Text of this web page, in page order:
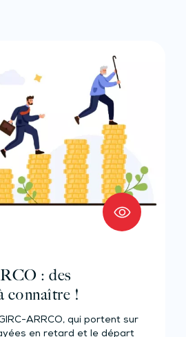
: des
connaître !
ARRCO, qui portent sur
en retard et le départ